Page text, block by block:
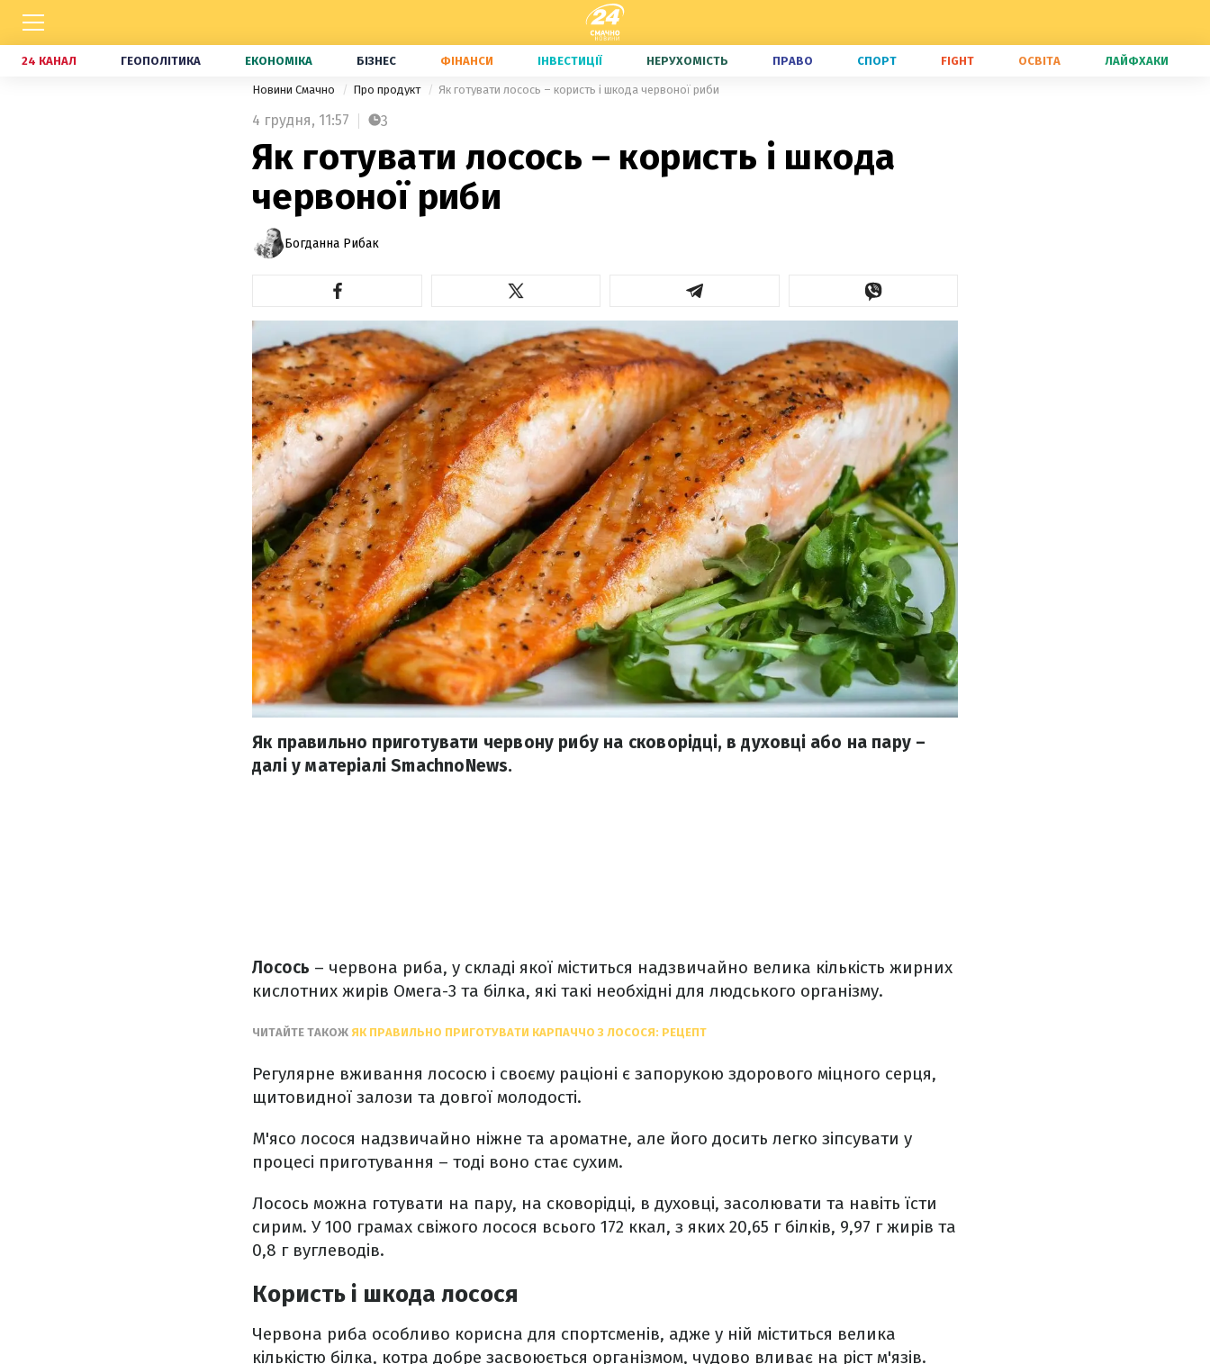
24 КАНАЛ ГЕОПОЛІТИКА ЕКОНОМІКА БІЗНЕС ФІНАНСИ ІНВЕСТИЦІЇ НЕРУХОМІСТЬ ПРАВО СПОРТ FIGHT ОСВІТА ЛАЙФХАКИ
Новини Смачно Про продукт Як готувати лосось – користь і шкода червоної риби
4 грудня, 11:57 3
Як готувати лосось – користь і шкода
червоної риби
Богданна Рибак
Як правильно приготувати червону рибу на сковорідці, в духовці або на пару –
далі у матеріалі SmachnoNews.
Лосось – червона риба, у складі якої міститься надзвичайно велика кількість жирних
кислотних жирів Омега-3 та білка, які такі необхідні для людського організму.
ЧИТАЙТЕ ТАКОЖ ЯК ПРАВИЛЬНО ПРИГОТУВАТИ КАРПАЧЧО З ЛОСОСЯ: РЕЦЕПТ
Регулярне вживання лососю і своєму раціоні є запорукою здорового міцного серця,
щитовидної залози та довгої молодості.
М'ясо лосося надзвичайно ніжне та ароматне, але його досить легко зіпсувати у
процесі приготування – тоді воно стає сухим.
Лосось можна готувати на пару, на сковорідці, в духовці, засолювати та навіть їсти
сирим. У 100 грамах свіжого лосося всього 172 ккал, з яких 20,65 г білків, 9,97 г жирів та
0,8 г вуглеводів.
Користь і шкода лосося
Червона риба особливо корисна для спортсменів, адже у ній міститься велика
кількістю білка, котра добре засвоюється організмом, чудово вливає на ріст м'язів.